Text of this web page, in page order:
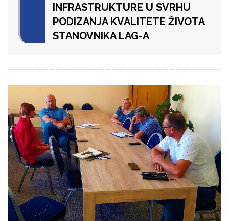
INFRASTRUKTURE U SVRHU
PODIZANJA KVALITETE ŽIVOTA
STANOVNIKA LAG-A